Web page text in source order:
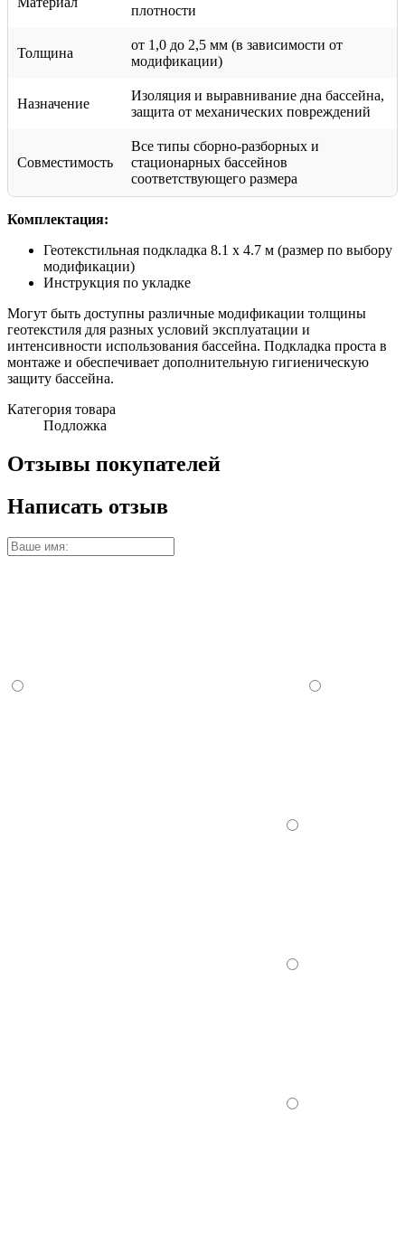
плотности
Толщина
от 1,0 до 2,5 мм (в зависимости от
модификации)
Назначение
Изоляция и выравнивание дна бассейна,
защита от механических повреждений
Совместимость
Все типы сборно-разборных и
стационарных бассейнов
соответствующего размера
Комплектация:
Геотекстильная подкладка 8.1 х 4.7 м (размер по выбору
модификации)
Инструкция по укладке
Могут быть доступны различные модификации толщины
геотекстиля для разных условий эксплуатации и
интенсивности использования бассейна. Подкладка проста в
монтаже и обеспечивает дополнительную гигиеническую
защиту бассейна.
Категория товара
Подложка
Отзывы покупателей
Написать отзыв